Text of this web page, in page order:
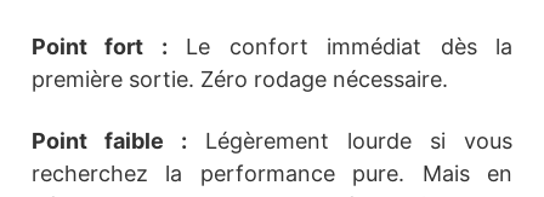
Point fort : Le confort immédiat dès la
première sortie. Zéro rodage nécessaire.
Point faible : Légèrement lourde si vous
recherchez la performance pure. Mais en